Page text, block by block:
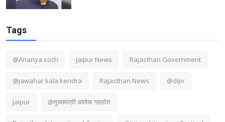
Tags
@Ananya soch Jaipur News Rajasthan Government
@jawahar kala kendra Rajasthan News @dipr
Jaipur @मुख्यमंत्री अशोक गहलोत